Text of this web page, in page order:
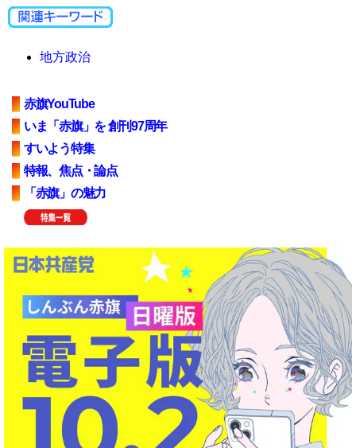
地方政治
赤旗YouTube
いま「赤旗」を 創刊97周年
すいよう特集
特報、焦点・論点
「赤旗」の魅力